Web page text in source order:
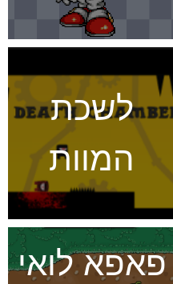
לשכת
המוות
פאפא לואי